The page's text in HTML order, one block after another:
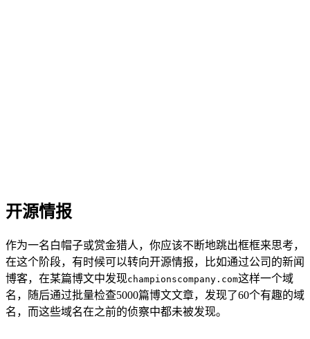
开源情报
作为一名白帽子或赏金猎人，你应该不断地跳出框框来思考，
在这个阶段，有时候可以转向开源情报，比如通过公司的新闻
博客，在某篇博文中发现championscompany.com这样一个域
名，随后通过批量检查5000篇博文文章，发现了60个有趣的域
名，而这些域名在之前的侦察中都未被发现。